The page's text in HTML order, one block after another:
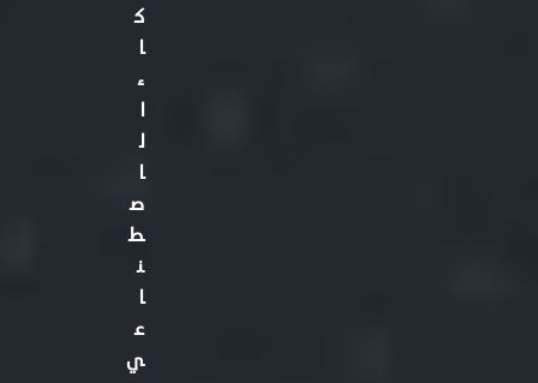
ك
ا
ء
ا
ل
ا
ص
ط
ن
ا
ع
ي